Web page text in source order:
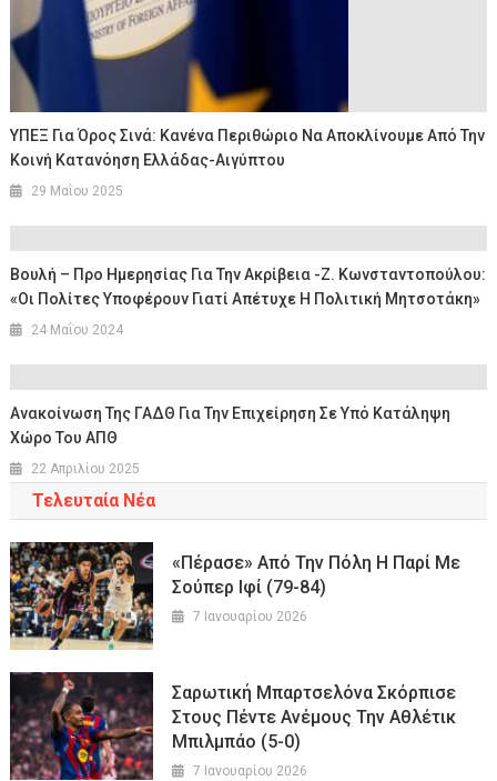
ΥΠΕΞ Για Όρος Σινά: Κανένα Περιθώριο Να Αποκλίνουμε Από Την
Κοινή Κατανόηση Ελλάδας-Αιγύπτου
29 Μαΐου 2025
Boυλή – Προ Ημερησίας Για Την Ακρίβεια -Ζ. Κωνσταντοπούλου:
«Οι Πολίτες Υποφέρουν Γιατί Απέτυχε Η Πολιτική Μητσοτάκη»
24 Μαΐου 2024
Ανακοίνωση Της ΓΑΔΘ Για Την Επιχείρηση Σε Υπό Κατάληψη
Χώρο Του ΑΠΘ
22 Απριλίου 2025
Τελευταία Νέα
«Πέρασε» Από Την Πόλη Η Παρί Με
Σούπερ Ιφί (79-84)
7 Ιανουαρίου 2026
Σαρωτική Μπαρτσελόνα Σκόρπισε
Στους Πέντε Ανέμους Την Αθλέτικ
Μπιλμπάο (5-0)
7 Ιανουαρίου 2026